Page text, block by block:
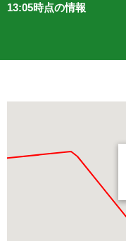
13:05時点の情報